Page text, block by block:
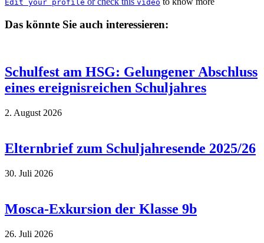
Edit your profile video
Das könnte Sie auch interessieren:
Schulfest am HSG: Gelungener Abschluss
eines ereignisreichen Schuljahres
2. August 2026
Elternbrief zum Schuljahresende 2025/26
30. Juli 2026
Mosca-Exkursion der Klasse 9b
26. Juli 2026